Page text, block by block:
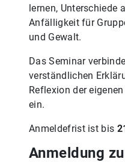
lernen, Unterschiede
Anfälligkeit für
und Gewalt.
Das Seminar
verständlichen
Reflexion der
ein.
Anmeldefrist ist bis
Anmeldung